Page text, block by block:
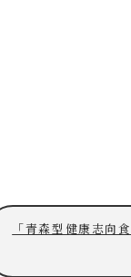
「青森型健康志向